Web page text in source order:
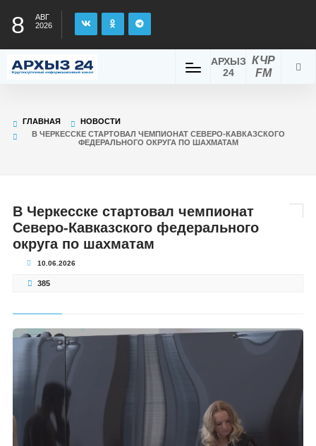
8
АВГ
2026
КЧР
FM
АРХЫЗ
24
ГЛАВНАЯ
НОВОСТИ
В ЧЕРКЕССКЕ СТАРТОВАЛ ЧЕМПИОНАТ СЕВЕРО-КАВКАЗСКОГО
ФЕДЕРАЛЬНОГО ОКРУГА ПО ШАХМАТАМ
В Черкесске стартовал чемпионат
Северо-Кавказского федерального
округа по шахматам
10.06.2026
385